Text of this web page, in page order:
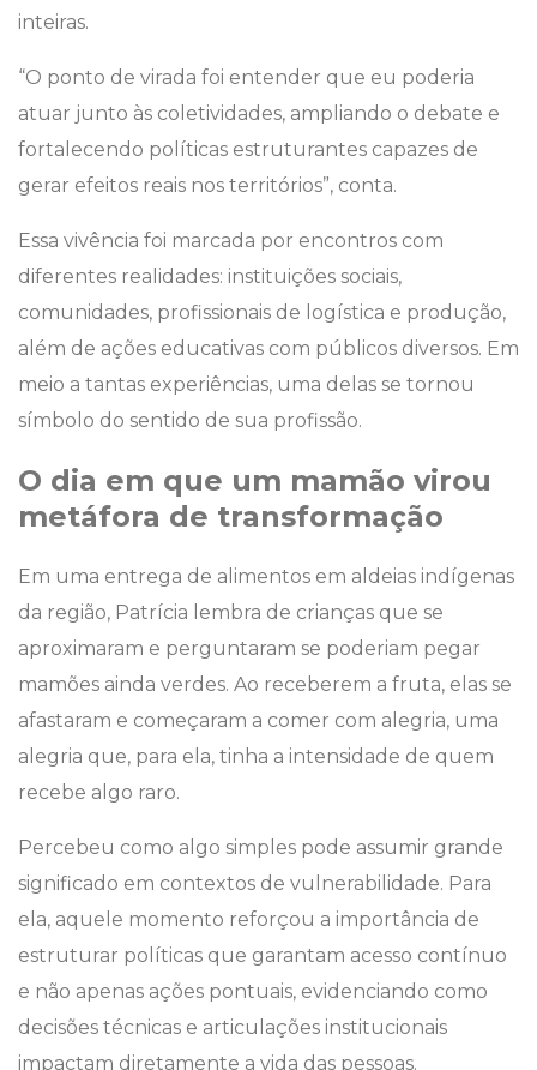
inteiras.
“O ponto de virada foi entender que eu poderia
atuar junto às coletividades, ampliando o debate e
fortalecendo políticas estruturantes capazes de
gerar efeitos reais nos territórios”, conta.
Essa vivência foi marcada por encontros com
diferentes realidades: instituições sociais,
comunidades, profissionais de logística e produção,
além de ações educativas com públicos diversos. Em
meio a tantas experiências, uma delas se tornou
símbolo do sentido de sua profissão.
O dia em que um mamão virou
metáfora de transformação
Em uma entrega de alimentos em aldeias indígenas
da região, Patrícia lembra de crianças que se
aproximaram e perguntaram se poderiam pegar
mamões ainda verdes. Ao receberem a fruta, elas se
afastaram e começaram a comer com alegria, uma
alegria que, para ela, tinha a intensidade de quem
recebe algo raro.
Percebeu como algo simples pode assumir grande
significado em contextos de vulnerabilidade. Para
ela, aquele momento reforçou a importância de
estruturar políticas que garantam acesso contínuo
e não apenas ações pontuais, evidenciando como
decisões técnicas e articulações institucionais
impactam diretamente a vida das pessoas.